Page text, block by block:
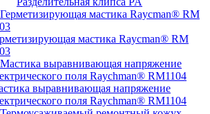
мастика Raycman® RM
выравнивающая напряжение
поля Raychman® RM1104